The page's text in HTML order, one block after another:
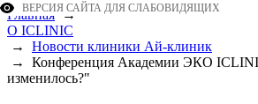
ВЕРСИЯ САЙТА ДЛЯ СЛАБОВИДЯЩИХ
Главная→
О ICLINIC
→ Новости клиники Ай-клиник
→ Конференция Академии ЭКО
изменилось?"